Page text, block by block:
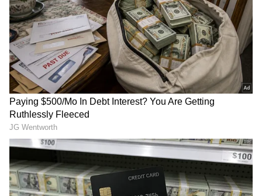
4
Image Credit :Social Media
ಆಗಸ್ಟ್ 7 ರಂದು ತೆರೆಗೆ
ಈ ಸಿನಿಮಾ ಆಗಸ್ಟ್ 7 ರಂದು ತೆರೆಗೆ ಬರಲಿದೆ. ಕಳೆದ ವರ್ಷ
ನವೆಂಬರ್ 17, ಸೋಮವಾರದಂದು ಕುಟ್ಟಿಕಾನಂನಲ್ಲಿ
'ತುಡಕ್ಕಂ' ಚಿತ್ರದ ಶೂಟಿಂಗ್ ಶುರುವಾಗಿತ್ತು. ಆಶಿರ್ವಾದ್